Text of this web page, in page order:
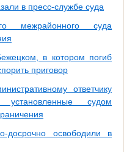
в пресс-службе суда
межрайонного суда
в котором погиб
приговор
ответчику
судом
досрочно освободили в